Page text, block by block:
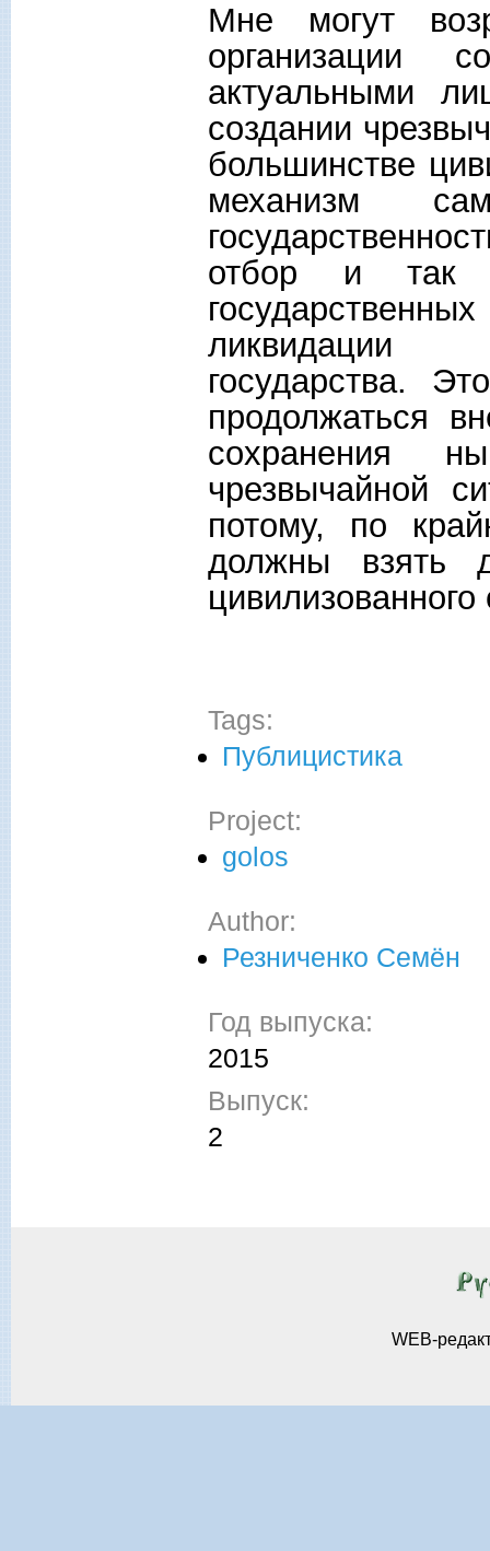
Мне могут
организации
актуальными
создании
большинстве
механизм
отбор и так
ликвидации
государства.
продолжаться
сохранения
чрезвычайной
потому, по
должны взять
Tags:
Публицистика
Project:
golos
Author:
Резниченко Семён
Год выпуска:
2015
Выпуск:
2
WEB-